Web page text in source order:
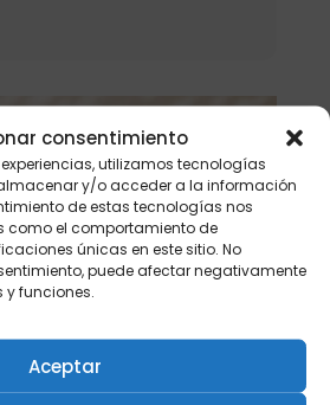
consentimiento
utilizamos tecnologías
y/o acceder a la información
de estas tecnologías nos
como el comportamiento de
únicas en este sitio. No
puede afectar negativamente
funciones.
Aceptar